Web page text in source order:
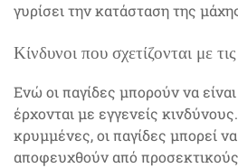
γυρίσει την κατάσταση της
Κίνδυνοι που σχετίζονται με
Ενώ οι παγίδες μπορούν να
έρχονται με εγγενείς
κρυμμένες, οι παγίδες μπορεί
αποφευχθούν από